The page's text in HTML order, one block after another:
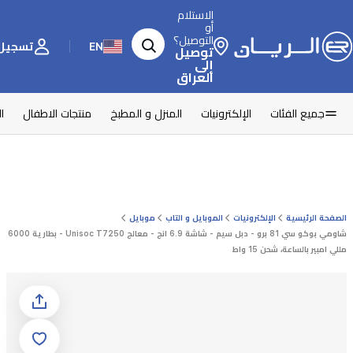
الاستلام
أو
التوصيل؟
توصيل
إلى
العراق
EN تسجيل
جميع الفئات الإلكترونيات المنزل و المطبخ منتجات الاطفال
الصفحة الرئيسية الإلكترونيات الموبايل و التاب
موبايل
شاومي بوكو سي 81 برو - دبل سيم - شاشة 6.9 انج - معالج Unisoc T7250 - بطارية 6000
مللي امبير بالساعة، شحن 15 واط